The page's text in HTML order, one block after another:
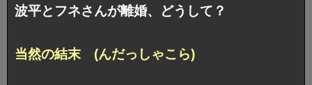
波平とフネさんが離婚、どうして？
当然の結末 (んだっしゃこら)